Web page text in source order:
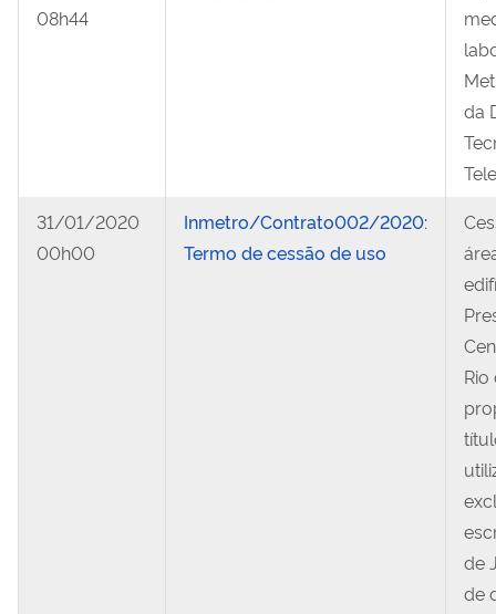
08h44
da
31/01/2020
00h00
Inmetro/Contrato002/2020:
Termo de cessão de uso
Rio
de
de